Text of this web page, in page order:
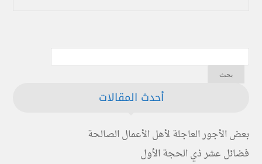
أحدث المقالات
بعض الأجور العاجلة لأهل الأعمال الصالحة
فضائل عشر ذي الحجة الأول